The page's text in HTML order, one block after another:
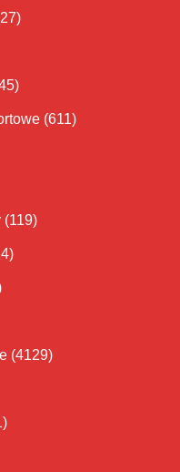
(611)
(119)
(4129)